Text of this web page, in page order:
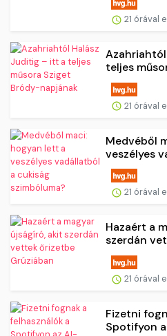
21 órával
teljes
21 órával
Medvéből
veszélyes
21 órával
Hazaért a
szerdán
21 órával
Fizetni
Spotifyon